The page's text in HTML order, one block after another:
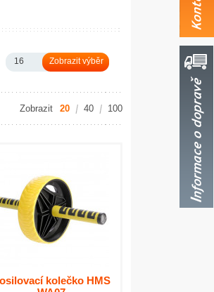
16
Zobrazit 20 40 100
kolečko HMS